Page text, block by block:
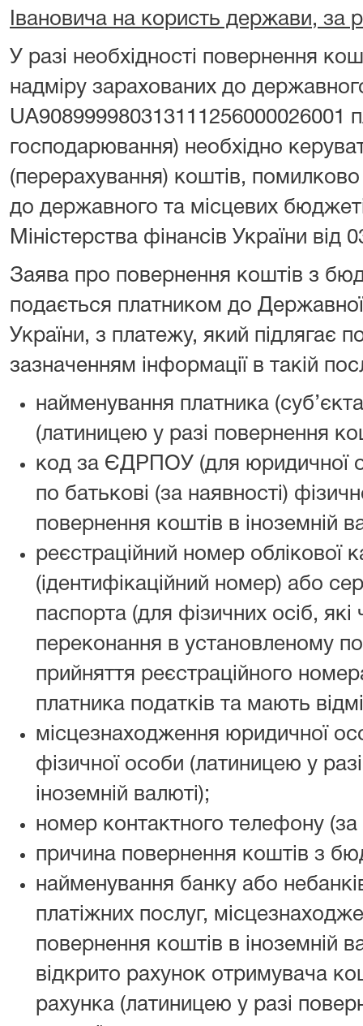
Івановича на користь держави,
У разі необхідності повернення
надміру зарахованих до
UA908999980313111256000026001
господарювання) необхідно
(перерахування) коштів,
до державного та місцевих
Міністерства фінансів України
Заява про повернення коштів з
подається платником до Державної
України, з платежу, який підлягає
зазначенням інформації в такій
найменування платника
(латиницею у разі повернення
код за ЄДРПОУ (для юридичної
по батькові (за наявності)
повернення коштів в іноземній
реєстраційний номер облікової
(ідентифікаційний номер) або
паспорта (для фізичних осіб, які
переконання в установленому
прийняття реєстраційного
платника податків та мають
місцезнаходження юридичної
фізичної особи (латиницею у
іноземній валюті);
номер контактного телефону
причина повернення коштів з
найменування банку або
платіжних послуг,
повернення коштів в іноземній
відкрито рахунок отримувача
рахунка (латиницею у разі